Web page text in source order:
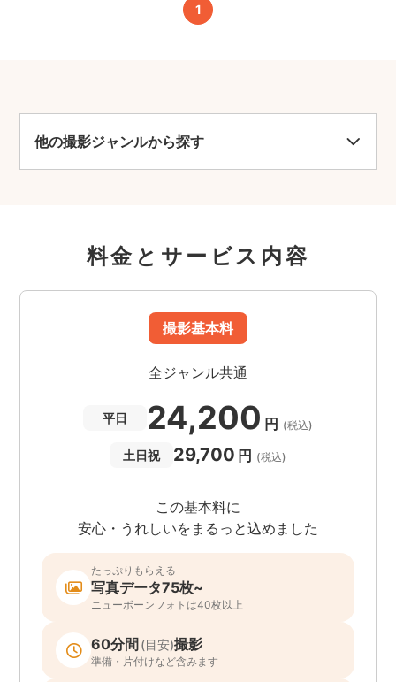
1
他の撮影ジャンルから探す
料金とサービス内容
撮影基本料
全ジャンル共通
平日 24,200 円 (税込)
土日祝 29,700 円 (税込)
この基本料に
安心・うれしいをまるっと込めました
たっぷりもらえる
写真データ75枚~
ニューボーンフォトは40枚以上
60分間(目安)撮影
準備・片付けなど含みます